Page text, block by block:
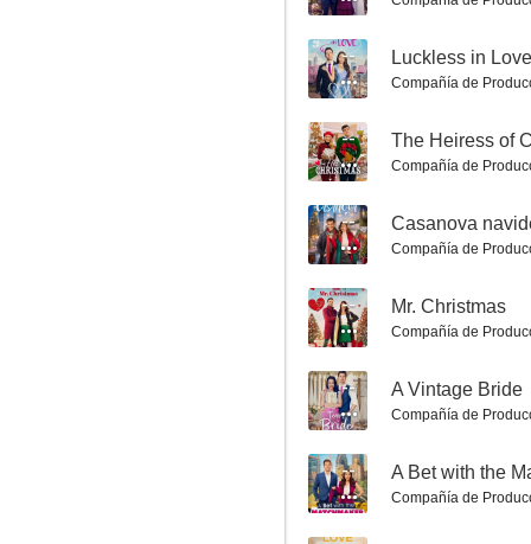
Muerte en familia
6.0
Todo cambia en Navidad
-- Luckless in Love
Compañía de
-- The Heiress of
Compañía de
-- Casanova
Compañía de
-- Mr. Christmas
Compañía de
-- A Vintage Bride
Compañía de
-- A Bet with the
Compañía de